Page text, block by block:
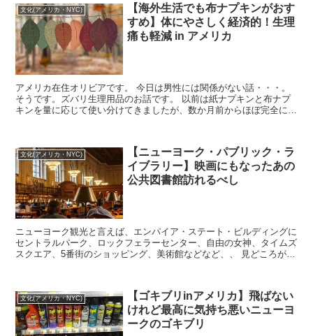
文化(アメリカ・NYC)
【海外生活でも布ナプキンがおす
すめ】体にやさしく経済的！生理
痛も軽減 in アメリカ
アメリカ在住オリビアです。 今日は男性には関係がない話・・・。
そうです。ズバリ生理用品のお話です。 以前は紙ナプキンと布ナプ
キンを量に応じて使い分けてきましたが、数か月前からほぼ完全に布
文化(アメリカ・NYC)
【ニューヨーク・パブリック・ラ
イブラリー】映画にもなったあの
公共図書館訪れるべし
ニューヨーク観光と言えば、エンパイア・ステート・ビルディングに
セントラルパーク、ロックフェラーセンター、自由の女神、タイムズ
スクエア、5番街のショッピング、美術館などなど、、 見どころがい
文化(アメリカ・NYC)
【ゴキブリinアメリカ】飛ばない
けれど最高に気持ち悪いニューヨ
ークのゴキブリ